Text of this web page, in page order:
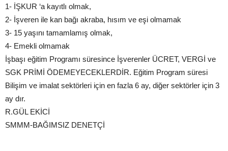
1- İŞKUR ‘a kayıtlı olmak,
2- İşveren ile kan bağı akraba, hısım ve eşi olmamak
3- 15 yaşını tamamlamış olmak,
4- Emekli olmamak
İşbaşı eğitim Programı süresince İşverenler ÜCRET, VERGİ ve
SGK PRİMİ ÖDEMEYECEKLERDİR. Eğitim Program süresi
Bilişim ve imalat sektörleri için en fazla 6 ay, diğer sektörler için 3
ay dır.
R.GÜL EKİCİ
SMMM-BAĞIMSIZ DENETÇİ